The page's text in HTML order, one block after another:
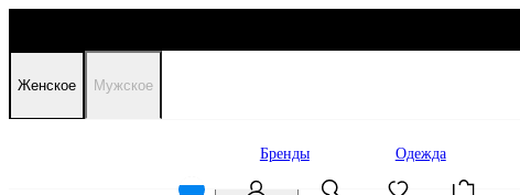
Женское Мужское
Бренды Одежда